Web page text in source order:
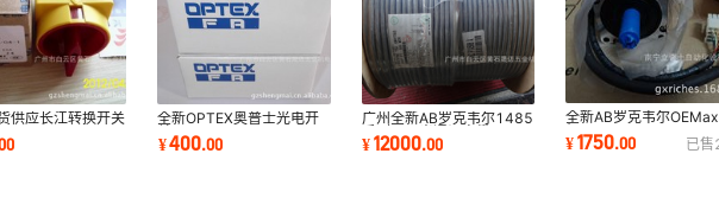
供应长江转换开关
125/04-3
全新OPTEX奥普士光电开
关V2R-1200
¥400.00
广州全新AB罗克韦尔1485
系列300米通讯电缆
1485C-P1-C600
¥12000.00
全新AB罗克韦尔
机2004-
0.1KW
¥1750.00 已售